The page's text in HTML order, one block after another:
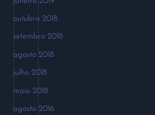
outubro 2018
setembro 2018
agosto 2018
julho 2018
maio 2018
agosto 2016